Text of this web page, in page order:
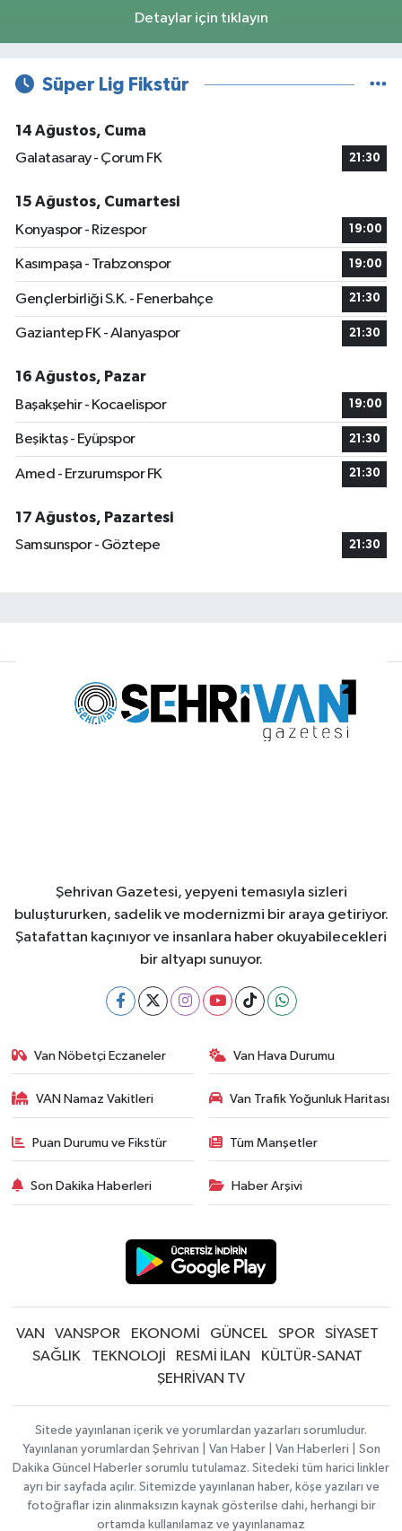
Detaylar için tıklayın
Süper Lig Fikstür
14 Ağustos, Cuma
Galatasaray - Çorum FK
21:30
15 Ağustos, Cumartesi
Konyaspor - Rizespor
19:00
Kasımpaşa - Trabzonspor 19:00
Gençlerbirliği S.K. - Fenerbahçe 21:30
Gaziantep FK - Alanyaspor 21:30
16 Ağustos, Pazar
Başakşehir - Kocaelispor
19:00
Beşiktaş - Eyüpspor 21:30
Amed - Erzurumspor FK 21:30
17 Ağustos, Pazartesi
Samsunspor - Göztepe
21:30
Şehrivan Gazetesi, yepyeni temasıyla sizleri
buluştururken, sadelik ve modernizmi bir araya getiriyor.
Şatafattan kaçınıyor ve insanlara haber okuyabilecekleri
bir altyapı sunuyor.
Van Nöbetçi Eczaneler Van Hava Durumu
VAN Namaz Vakitleri Van Trafik Yoğunluk Haritası
Puan Durumu ve Fikstür Tüm Manşetler
Son Dakika Haberleri Haber Arşivi
VAN VANSPOR EKONOMİ GÜNCEL SPOR
SİYASET
SAĞLIK
TEKNOLOJİ RESMİ İLAN
KÜLTÜR-SANAT
ŞEHRİVAN TV
Sitede yayınlanan içerik ve yorumlardan yazarları sorumludur.
Yayınlanan yorumlardan Şehrivan | Van Haber | Van Haberleri | Son
Dakika Güncel Haberler sorumlu tutulamaz. Sitedeki tüm harici linkler
ayrı bir sayfada açılır. Sitemizde yayınlanan haber, köşe yazıları ve
fotoğraflar izin alınmaksızın kaynak gösterilse dahi, herhangi bir
ortamda kullanılamaz ve yayınlanamaz